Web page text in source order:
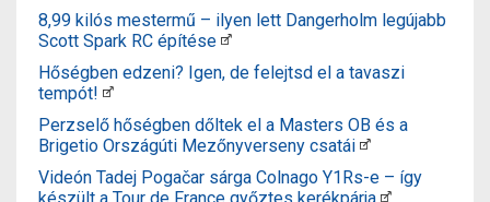
8,99 kilós mestermű – ilyen lett Dangerholm legújabb
Scott Spark RC építése
Hőségben edzeni? Igen, de felejtsd el a tavaszi
tempót!
Perzselő hőségben dőltek el a Masters OB és a
Brigetio Országúti Mezőnyverseny csatái
Videón Tadej Pogačar sárga Colnago Y1Rs-e – így
készült a Tour de France győztes kerékpárja